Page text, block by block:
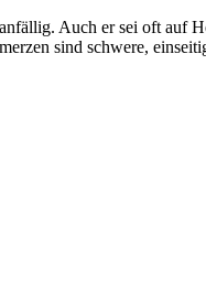
Auch er sei oft auf
sind schwere,